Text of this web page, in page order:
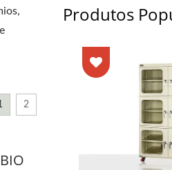
2
Produtos